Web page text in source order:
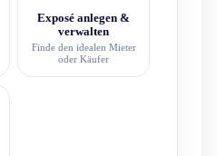
Exposé anlegen &
verwalten
Finde den idealen Mieter
oder Käufer